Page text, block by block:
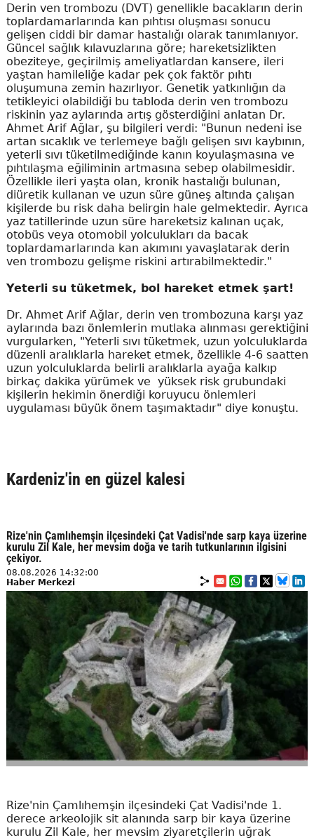
Derin ven trombozu (DVT) genellikle bacakların derin
toplardamarlarında kan pıhtısı oluşması sonucu
gelişen ciddi bir damar hastalığı olarak tanımlanıyor.
Güncel sağlık kılavuzlarına göre; hareketsizlikten
obeziteye, geçirilmiş ameliyatlardan kansere, ileri
yaştan hamileliğe kadar pek çok faktör pıhtı
oluşumuna zemin hazırlıyor. Genetik yatkınlığın da
tetikleyici olabildiği bu tabloda derin ven trombozu
riskinin yaz aylarında artış gösterdiğini anlatan Dr.
Ahmet Arif Ağlar, şu bilgileri verdi: "Bunun nedeni ise
artan sıcaklık ve terlemeye bağlı gelişen sıvı kaybının,
yeterli sıvı tüketilmediğinde kanın koyulaşmasına ve
pıhtılaşma eğiliminin artmasına sebep olabilmesidir.
Özellikle ileri yaşta olan, kronik hastalığı bulunan,
diüretik kullanan ve uzun süre güneş altında çalışan
kişilerde bu risk daha belirgin hale gelmektedir. Ayrıca
yaz tatillerinde uzun süre hareketsiz kalınan uçak,
otobüs veya otomobil yolculukları da bacak
toplardamarlarında kan akımını yavaşlatarak derin
ven trombozu gelişme riskini artırabilmektedir."
Yeterli su tüketmek, bol hareket etmek şart!
Dr. Ahmet Arif Ağlar, derin ven trombozuna karşı yaz
aylarında bazı önlemlerin mutlaka alınması gerektiğini
vurgularken, "Yeterli sıvı tüketmek, uzun yolculuklarda
düzenli aralıklarla hareket etmek, özellikle 4-6 saatten
uzun yolculuklarda belirli aralıklarla ayağa kalkıp
birkaç dakika yürümek ve yüksek risk grubundaki
kişilerin hekimin önerdiği koruyucu önlemleri
uygulaması büyük önem taşımaktadır" diye konuştu.
Kardeniz'in en güzel kalesi
Rize'nin Çamlıhemşin ilçesindeki Çat Vadisi'nde sarp kaya üzerine
kurulu Zil Kale, her mevsim doğa ve tarih tutkunlarının ilgisini
çekiyor.
08.08.2026 14:32:00
Haber Merkezi
Rize'nin Çamlıhemşin ilçesindeki Çat Vadisi'nde 1.
derece arkeolojik sit alanında sarp bir kaya üzerine
kurulu Zil Kale, her mevsim ziyaretçilerin uğrak